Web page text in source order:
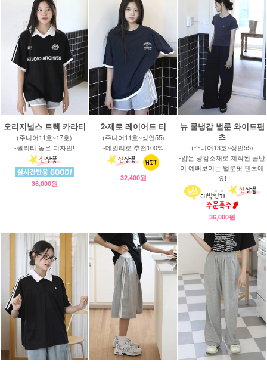
오리지널스 트랙 카라티
(주니어11호~17호)
-퀄리티 높은 디자인!
36,000원
2-제로 레이어드 티
(주니어11호~성인55)
-데일리로 추천100%
32,400원
뉴 쿨냉감 벌룬 와이드팬
츠
(주니어13호~성인55)
-얇은 냉감소재로 제작된 골반
이 예뻐보이는 벌룬핏 팬츠에
요!
36,000원